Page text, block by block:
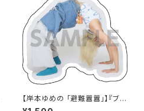
【岸本ゆめの 「避難囂囂」】『ブリ
ッジ』アクリルマグネット